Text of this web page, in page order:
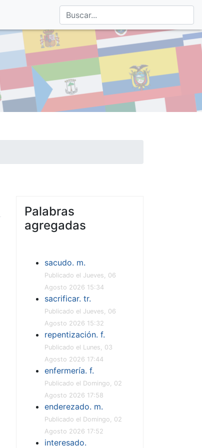
Palabras
agregadas
sacudo. m.
Publicado el Jueves, 06
Agosto 2026 15:34
sacrificar. tr.
Publicado el Jueves, 06
Agosto 2026 15:32
repentización. f.
Publicado el Lunes, 03
Agosto 2026 17:44
enfermería. f.
Publicado el Domingo, 02
Agosto 2026 17:58
enderezado. m.
Publicado el Domingo, 02
Agosto 2026 17:52
interesado.